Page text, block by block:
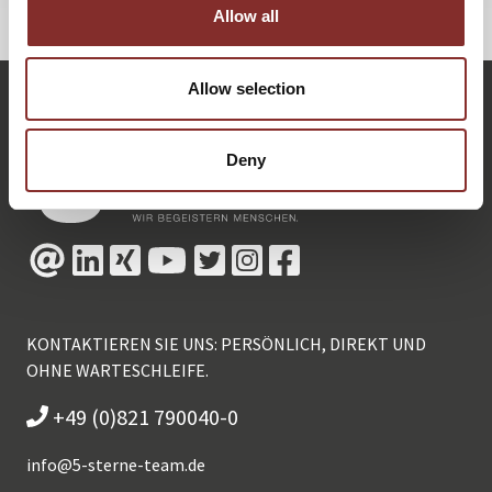
Allow all
Allow selection
Deny
KONTAKTIEREN SIE UNS: PERSÖNLICH, DIREKT UND
OHNE WARTESCHLEIFE.
+49 (0)821 790040-0
info@5-sterne-team.de